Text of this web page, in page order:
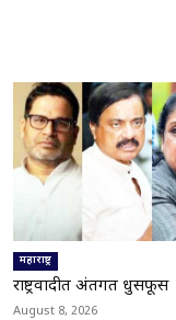
महाराष्ट्र
राष्ट्रवादीत अंतर्गत धुसफूस
August 8, 2026